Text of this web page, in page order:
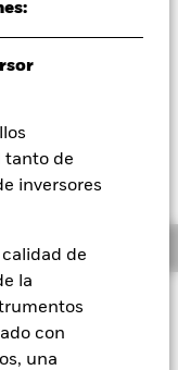
tanto de
inversores
de
la
con
una
de su inversión.
la gama de